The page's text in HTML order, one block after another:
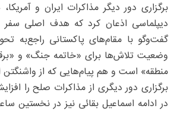
برگزاری دور دیگر مذاکرات ایران و
دیپلماسی اذعان کرد که هدف اصلی سفر
گفت‌وگو با مقام‌های پاکستانی راجع‌به
وضعیت تلاش‌ها برای «خاتمه جنگ» و
منطقه» است و هم پیام‌هایی که از
برگزاری دور دیگری از مذاکرات صلح را
در ادامه اسماعیل بقائی نیز در نخستین